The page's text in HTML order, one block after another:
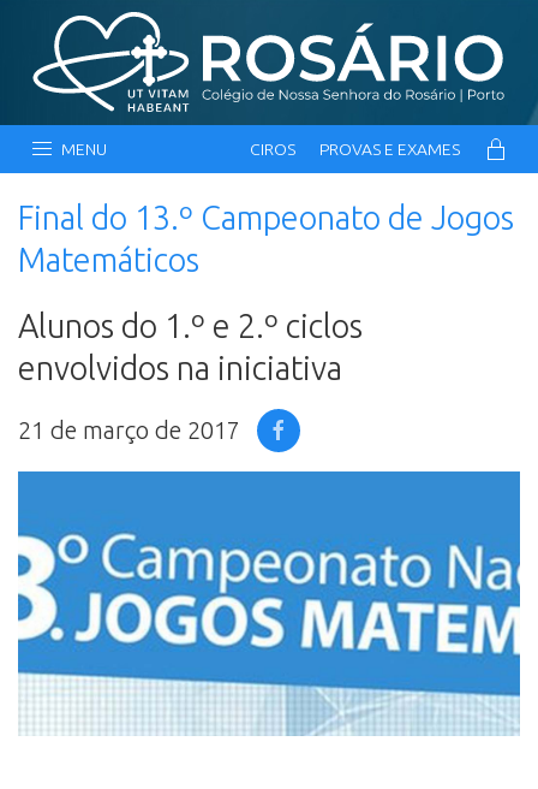
MENU CIROS PROVAS E EXAMES
Final do 13.º Campeonato de Jogos
Matemáticos
Alunos do 1.º e 2.º ciclos
envolvidos na iniciativa
21 de março de 2017